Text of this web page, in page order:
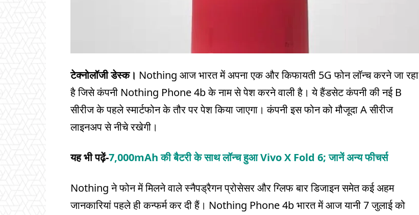
टेक्नोलॉजी डेस्क। Nothing आज भारत में अपना एक और किफायती 5G फोन लॉन्च करने जा रहा
है जिसे कंपनी Nothing Phone 4b के नाम से पेश करने वाली है। ये हैंडसेट कंपनी की नई B
सीरीज के पहले स्मार्टफोन के तौर पर पेश किया जाएगा। कंपनी इस फोन को मौजूदा A सीरीज
लाइनअप से नीचे रखेगी।
यह भी पढ़ें-7,000mAh की बैटरी के साथ लॉन्च हुआ Vivo X Fold 6; जानें अन्य फीचर्स
Nothing ने फोन में मिलने वाले स्नैपड्रैगन प्रोसेसर और ग्लिफ बार डिजाइन समेत कई अहम
जानकारियां पहले ही कन्फर्म कर दी हैं। Nothing Phone 4b भारत में आज यानी 7 जुलाई को